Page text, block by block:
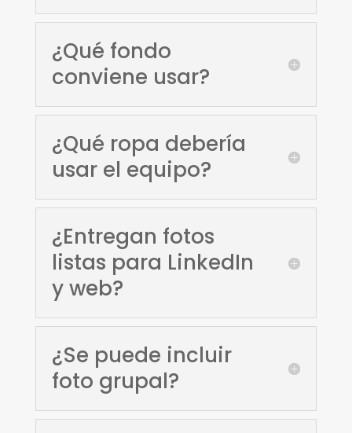
¿Qué fondo
conviene usar?
¿Qué ropa debería
usar el equipo?
¿Entregan fotos
listas para LinkedIn
y web?
¿Se puede incluir
foto grupal?